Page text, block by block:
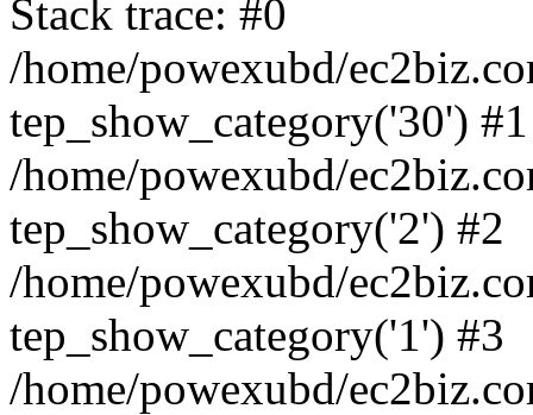
Stack trace: #0
/home/powexubd/
tep_show_category('30') #1
/home/powexubd/
tep_show_category('2') #2
/home/powexubd/
tep_show_category('1') #3
/home/powexubd/